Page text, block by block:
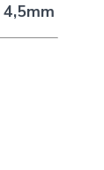
4,5mm